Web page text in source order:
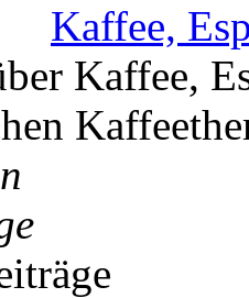
Kaffee,
Kaffee,